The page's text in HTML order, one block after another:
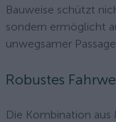
Bauweise schützt
sondern ermöglicht
unwegsamer
Robustes
Die Kombination